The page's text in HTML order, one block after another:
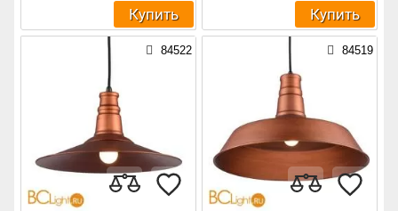
Купить Купить
84522 84519